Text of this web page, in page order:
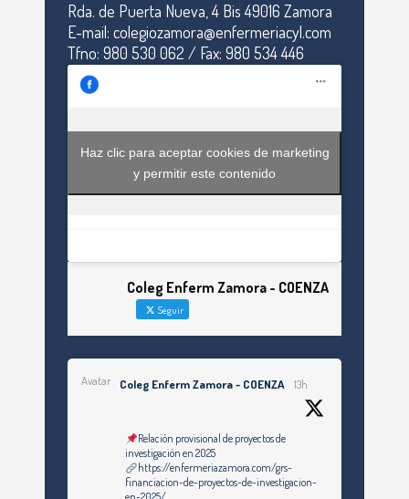
Rda. de Puerta Nueva, 4 Bis 49016 Zamora
E-mail: colegiozamora@enfermeriacyl.com
Tfno: 980 530 062 / Fax: 980 534 446
Haz clic para aceptar cookies de marketing
y permitir este contenido
Coleg Enferm Zamora - COENZA
Seguir
Avatar Coleg Enferm Zamora - COENZA 13h
Relación provisional de proyectos de
investigación en 2025
https://enfermeriazamora.com/grs-
financiacion-de-proyectos-de-investigacion-